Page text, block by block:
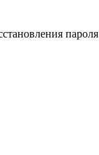
пароля